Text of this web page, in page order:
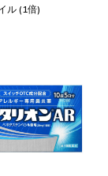
ル (1倍)